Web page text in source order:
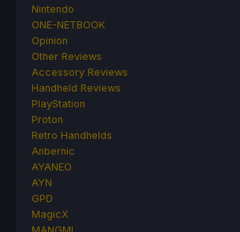
Nintendo
ONE-NETBOOK
Opinion
Other Reviews
Accessory Reviews
Handheld Reviews
PlayStation
Proton
Retro Handhelds
Anbernic
AYANEO
AYN
GPD
MagicX